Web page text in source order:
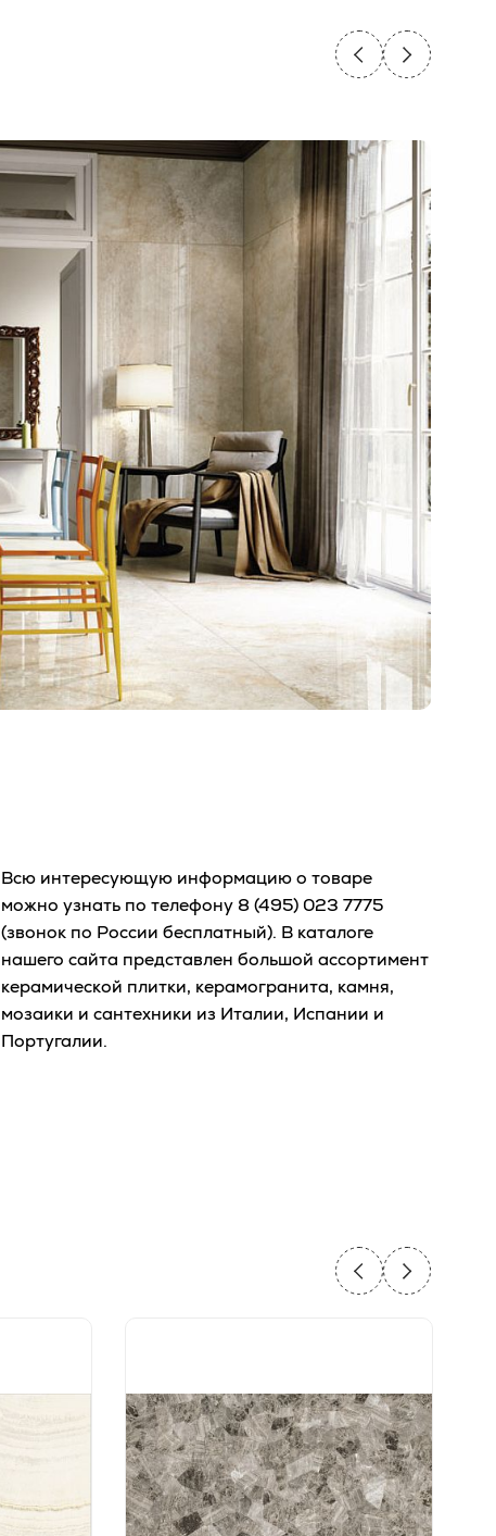
Всю интересующую информацию о товаре
можно узнать по телефону 8 (495) 023 7775
(звонок по России бесплатный). В каталоге
нашего сайта представлен большой ассортимент
керамической плитки, керамогранита, камня,
мозаики и сантехники из Италии, Испании и
Португалии.